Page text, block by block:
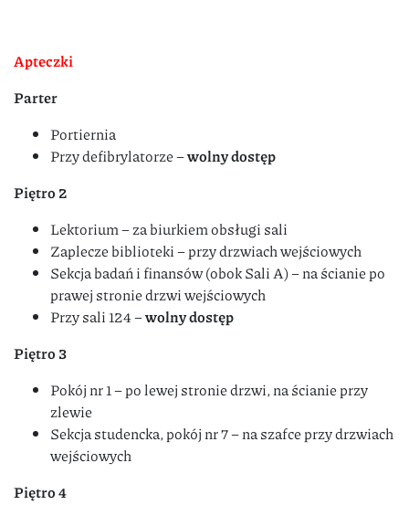
Apteczki
Parter
Portiernia
Przy defibrylatorze –wolny dostęp
Piętro 2
Lektorium – za biurkiem obsługi sali
Zaplecze biblioteki – przy drzwiach wejściowych
Sekcja badań i finansów (obok Sali A) – na ścianie po
prawej stronie drzwi wejściowych
Przy sali 124 –wolny dostęp
Piętro 3
Pokój nr 1 – po lewej stronie drzwi, na ścianie przy
zlewie
Sekcja studencka, pokój nr 7 – na szafce przy drzwiach
wejściowych
Piętro 4